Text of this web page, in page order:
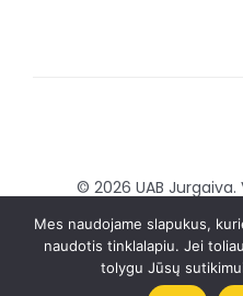
© 2026 UAB
Sukurta:
Mes naudojame slapukus,
naudotis tinklalapiu. Jei
tolygu Jūsų